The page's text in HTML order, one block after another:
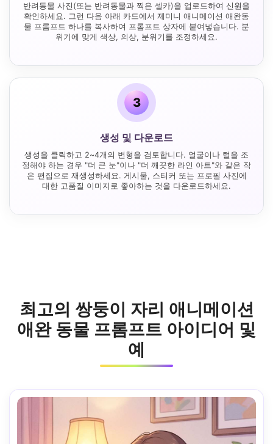
반려동물 사진(또는 반려동물과 찍은 셀카)을 업로드하여 신원을
확인하세요. 그런 다음 아래 카드에서 제미니 애니메이션 애완동
물 프롬프트 하나를 복사하여 프롬프트 상자에 붙여넣습니다. 분
위기에 맞게 색상, 의상, 분위기를 조정하세요.
3
생성 및 다운로드
생성을 클릭하고 2~4개의 변형을 검토합니다. 얼굴이나 털을 조
정해야 하는 경우 "더 큰 눈"이나 "더 깨끗한 라인 아트"와 같은 작
은 편집으로 재생성하세요. 게시물, 스티커 또는 프로필 사진에
대한 고품질 이미지로 좋아하는 것을 다운로드하세요.
최고의 쌍둥이 자리 애니메이션
애완 동물 프롬프트 아이디어 및
예